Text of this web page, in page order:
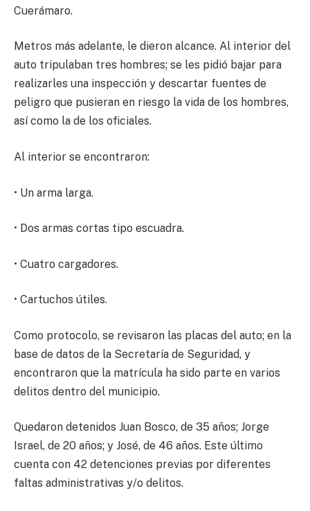
Cuerámaro.
Metros más adelante, le dieron alcance. Al interior del
auto tripulaban tres hombres; se les pidió bajar para
realizarles una inspección y descartar fuentes de
peligro que pusieran en riesgo la vida de los hombres,
así como la de los oficiales.
Al interior se encontraron:
• Un arma larga.
• Dos armas cortas tipo escuadra.
• Cuatro cargadores.
• Cartuchos útiles.
Como protocolo, se revisaron las placas del auto; en la
base de datos de la Secretaría de Seguridad, y
encontraron que la matrícula ha sido parte en varios
delitos dentro del municipio.
Quedaron detenidos Juan Bosco, de 35 años; Jorge
Israel, de 20 años; y José, de 46 años. Este último
cuenta con 42 detenciones previas por diferentes
faltas administrativas y/o delitos.